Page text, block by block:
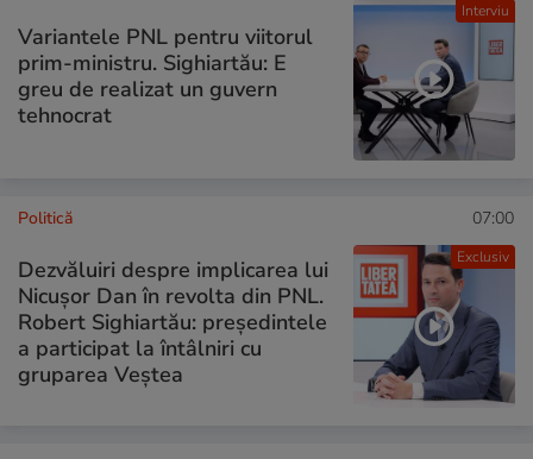
Interviu
Variantele PNL pentru viitorul
prim-ministru. Sighiartău: E
greu de realizat un guvern
tehnocrat
Exclusiv
Politică 07:00
Dezvăluiri despre implicarea lui
Nicușor Dan în revolta din PNL.
Robert Sighiartău: președintele
a participat la întâlniri cu
gruparea Veștea